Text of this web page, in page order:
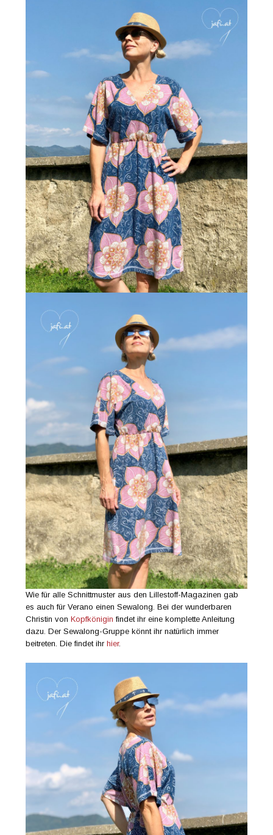
Wie für alle Schnittmuster aus den Lillestoff-Magazinen gab
es auch für Verano einen Sewalong. Bei der wunderbaren
Christin vonKopfkönigin findet ihr eine komplette Anleitung
dazu. Der Sewalong-Gruppe könnt ihr natürlich immer
beitreten. Die findet ihrhier.